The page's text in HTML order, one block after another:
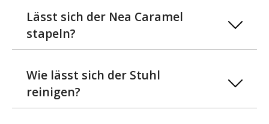
Lässt sich der Nea Caramel
stapeln?
Wie lässt sich der Stuhl
reinigen?